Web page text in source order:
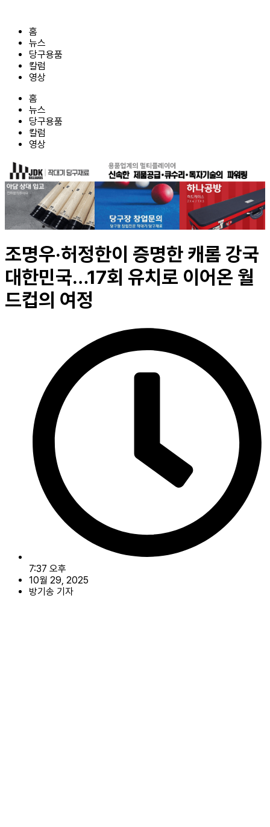
홈
뉴스
당구용품
칼럼
영상
홈
뉴스
당구용품
칼럼
영상
조명우·허정한이 증명한 캐롬 강국
대한민국…17회 유치로 이어온 월
드컵의 여정
7:37 오후
10월 29, 2025
방기송 기자